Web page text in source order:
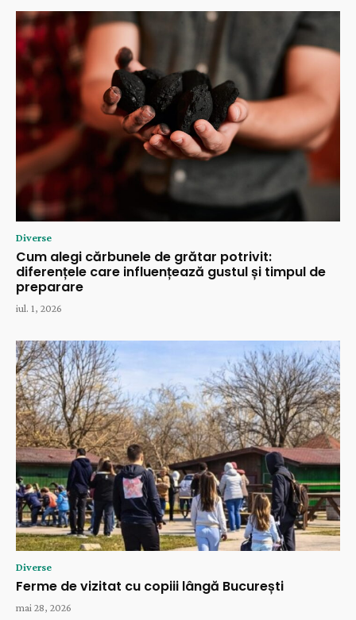
Diverse
Cum alegi cărbunele de grătar potrivit:
diferențele care influențează gustul și timpul de
preparare
iul. 1, 2026
Diverse
Ferme de vizitat cu copiii lângă București
mai 28, 2026